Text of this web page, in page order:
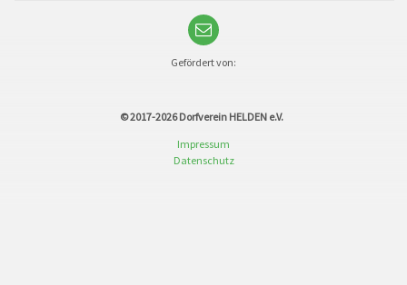
Gefördert von:
© 2017-2026Dorfverein HELDEN e.V.
Impressum
Datenschutz